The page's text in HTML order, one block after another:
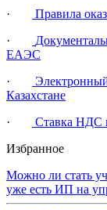
·
Правила
·
ЕАЭС
·
Электронный
Казахстане
·
Ставка НДС
Избранное
Можно ли стать
уже есть ИП на